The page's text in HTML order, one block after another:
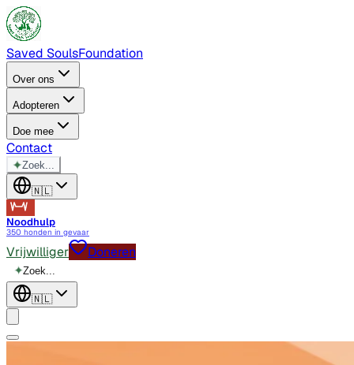
Saved SoulsFoundation
Over ons
Adopteren
Doe mee
Contact
✦Zoek...
🇳🇱
Noodhulp
350 honden in gevaar
Vrijwilliger Doneren
✦Zoek...
🇳🇱